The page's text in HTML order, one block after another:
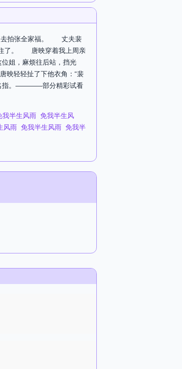
去拍张全家福。 丈夫裴
住了。 唐映穿着我上周亲
姐，麻烦往后站，挡光
轻轻扯了下他衣角：“裴
指。————部分精彩试看
我半生风雨 免我半生风
风雨 免我半生风雨 免我半